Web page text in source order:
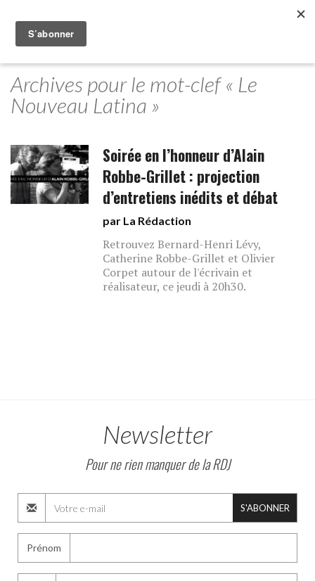
Archives pour le mot-clef « Le
Nouveau Latina »
Soirée en l’honneur d’Alain
Robbe-Grillet : projection
d’entretiens inédits et débat
par La Rédaction
Retrouvez Bernard-Henri Lévy,
Catherine Robbe-Grillet et Olivier
Corpet autour de l'écrivain et
réalisateur, ce jeudi à 20h30.
Newsletter
Pour ne rien manquer de la RDJ
S'ABONNER
Prénom